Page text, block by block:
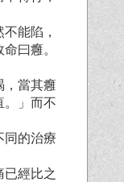
能陷，
曰癰。
，當其癰
。」而不
同的治療
已經比之